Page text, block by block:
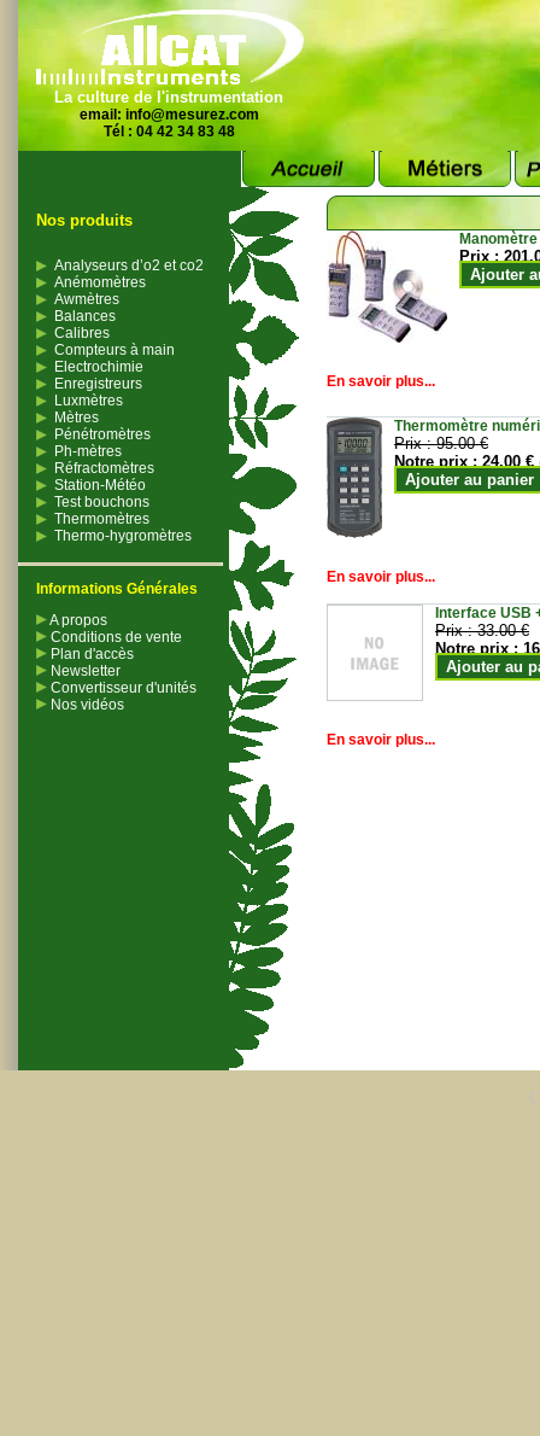
La culture de l'instrumentation
email: info@mesurez.com
Tél : 04 42 34 83 48
Nos produits
Analyseurs d’o2 et co2
Anémomètres
Awmètres
Balances
Calibres
Compteurs à main
Electrochimie
Enregistreurs
Luxmètres
Mètres
Pénétromètres
Ph-mètres
Réfractomètres
Station-Météo
Test bouchons
Thermomètres
Thermo-hygromètres
Informations Générales
A propos
Conditions de vente
Plan d'accès
Newsletter
Convertisseur d'unités
Nos vidéos
Prix :
Ajouter
En savoir plus...
Thermomètre
Prix :95.00 €
Notre prix :24.00 €
Ajouter au panier
En savoir plus...
Interface USB
Prix :33.00 €
Notre prix :
Ajouter au
En savoir plus...